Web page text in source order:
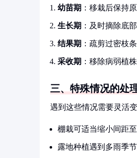
幼苗期 ：移栽后保持
生长期 ：及时摘除底
结果期 ：疏剪过密枝
采收期 ：移除病弱植
三、特殊情况的处
遇到这些情况需要灵活变
棚栽可适当缩小间距
露地种植遇到多雨季